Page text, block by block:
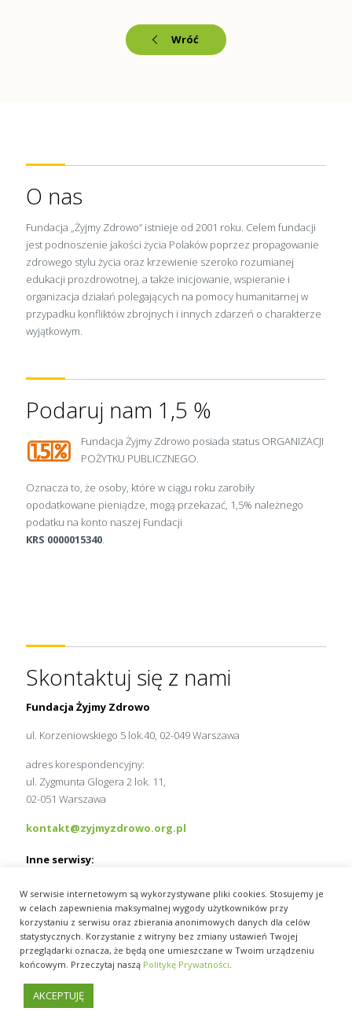
Wróć
O nas
Fundacja „Żyjmy Zdrowo” istnieje od 2001 roku. Celem fundacji
jest podnoszenie jakości życia Polaków poprzez propagowanie
zdrowego stylu życia oraz krzewienie szeroko rozumianej
edukacji prozdrowotnej, a także inicjowanie, wspieranie i
organizacja działań polegających na pomocy humanitarnej w
przypadku konfliktów zbrojnych i innych zdarzeń o charakterze
wyjątkowym.
Podaruj nam 1,5 %
Fundacja Żyjmy Zdrowo posiada status ORGANIZACJI
POŻYTKU PUBLICZNEGO.
Oznacza to, że osoby, które w ciągu roku zarobiły
opodatkowane pieniądze, mogą przekazać, 1,5% należnego
podatku na konto naszej Fundacji
KRS 0000015340.
Skontaktuj się z nami
Fundacja Żyjmy Zdrowo
ul. Korzeniowskiego 5 lok.40, 02-049 Warszawa
adres korespondencyjny:
ul. Zygmunta Glogera 2 lok. 11,
02-051 Warszawa
kontakt@zyjmyzdrowo.org.pl
Inne serwisy:
MedExpress.pl
Wydawnictwo Slużba Zdrowia
pracamedyka.pl
W serwisie internetowym są wykorzystywane pliki cookies. Stosujemy je
w celach zapewnienia maksymalnej wygody użytkowników przy
korzystaniu z serwisu oraz zbierania anonimowych danych dla celów
statystycznych. Korzystanie z witryny bez zmiany ustawień Twojej
przeglądarki oznacza, że będą one umieszczane w Twoim urządzeniu
końcowym. Przeczytaj naszą Politykę Prywatności.
AKCEPTUJĘ